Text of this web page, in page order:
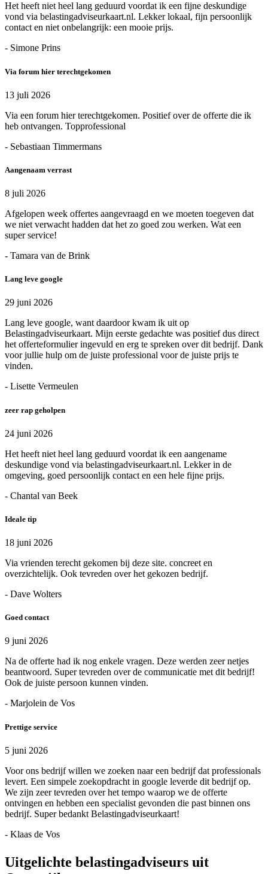
Het heeft niet heel lang geduurd voordat ik een fijne deskundige
vond via belastingadviseurkaart.nl. Lekker lokaal, fijn persoonlijk
contact en niet onbelangrijk: een mooie prijs.
- Simone Prins
Via forum hier terechtgekomen
13 juli 2026
Via een forum hier terechtgekomen. Positief over de offerte die ik
heb ontvangen. Topprofessional
- Sebastiaan Timmermans
Aangenaam verrast
8 juli 2026
Afgelopen week offertes aangevraagd en we moeten toegeven dat
we niet verwacht hadden dat het zo goed zou werken. Wat een
super service!
- Tamara van de Brink
Lang leve google
29 juni 2026
Lang leve google, want daardoor kwam ik uit op
Belastingadviseurkaart. Mijn eerste gedachte was positief dus direct
het offerteformulier ingevuld en erg te spreken over dit bedrijf. Dank
voor jullie hulp om de juiste professional voor de juiste prijs te
vinden.
- Lisette Vermeulen
zeer rap geholpen
24 juni 2026
Het heeft niet heel lang geduurd voordat ik een aangename
deskundige vond via belastingadviseurkaart.nl. Lekker in de
omgeving, goed persoonlijk contact en een hele fijne prijs.
- Chantal van Beek
Ideale tip
18 juni 2026
Via vrienden terecht gekomen bij deze site. concreet en
overzichtelijk. Ook tevreden over het gekozen bedrijf.
- Dave Wolters
Goed contact
9 juni 2026
Na de offerte had ik nog enkele vragen. Deze werden zeer netjes
beantwoord. Super tevreden over de communicatie met dit bedrijf!
Ook de juiste persoon kunnen vinden.
- Marjolein de Vos
Prettige service
5 juni 2026
Voor ons bedrijf willen we zoeken naar een bedrijf dat professionals
levert. Een simpele zoekopdracht in google leverde dit bedrijf op.
We zijn zeer tevreden over het tempo waarop we de offerte
ontvingen en hebben een specialist gevonden die past binnen ons
bedrijf. Super bedankt Belastingadviseurkaart!
- Klaas de Vos
Uitgelichte belastingadviseurs uit